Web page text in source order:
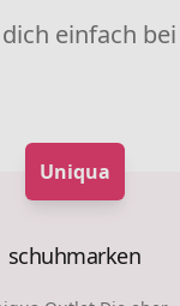
einfach bei
Uniqua
schuhmarken